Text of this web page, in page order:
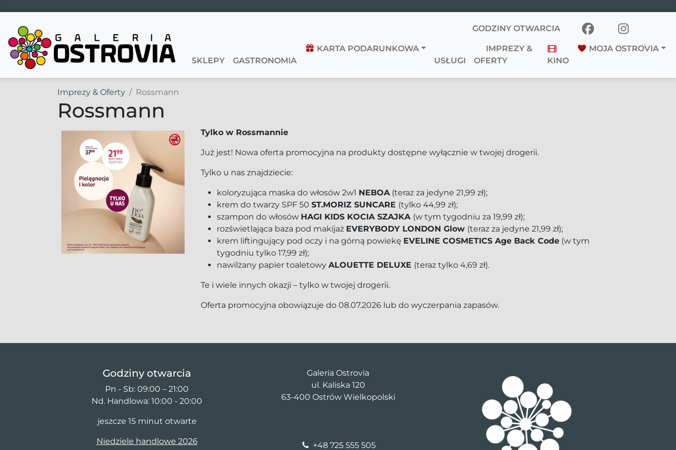
Main Navigation
GODZINY OTWARCIA
SKLEPY GASTRONOMIA
KARTA PODARUNKOWA
USŁUGI
IMPREZY &
OFERTY
KINO
MOJA OSTROVIA
Imprezy & Oferty Rossmann
Rossmann
Tylko w Rossmannie
Już jest! Nowa oferta promocyjna na produkty dostępne wyłącznie w twojej drogerii.
Tylko u nas znajdziecie:
koloryzująca maska do włosów 2w1 NEBOA(teraz za jedyne 21,99 zł);
krem do twarzy SPF 50 ST.MORIZ SUNCARE (tylko 44,99 zł);
szampon do włosów HAGI KIDS KOCIA SZAJKA (w tym tygodniu za 19,99 zł);
rozświetlająca baza pod makijaż EVERYBODY LONDON Glow (teraz za jedyne 21,99 zł);
krem liftingujący pod oczy i na górną powiekę EVELINE COSMETICS Age Back Code (w tym
tygodniu tylko 17,99 zł);
nawilżany papier toaletowy ALOUETTE DELUXE (teraz tylko 4,69 zł).
Te i wiele innych okazji – tylko w twojej drogerii.
Oferta promocyjna obowiązuje do 08.07.2026 lub do wyczerpania zapasów.
Godziny otwarcia
Pn - Sb: 09:00 – 21:00
Nd. Handlowa: 10:00 - 20:00
jeszcze 15 minut otwarte
Niedziele handlowe 2026
Galeria Ostrovia
ul. Kaliska 120
63-400 Ostrów Wielkopolski
+48 725 555 505